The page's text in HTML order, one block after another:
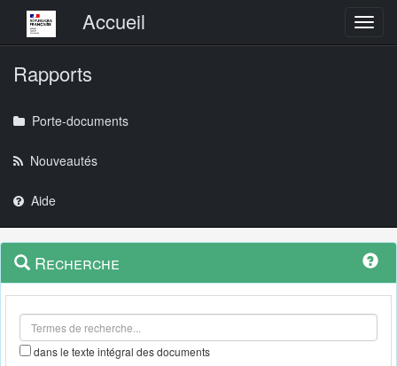
Menu principalAccueil
Rapports
Porte-documents
Nouveautés
Aide
Navigation
outils
Menu
contextuel
Recherche
dans le texte intégral des documents